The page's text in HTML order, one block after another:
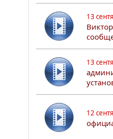
13
13
12